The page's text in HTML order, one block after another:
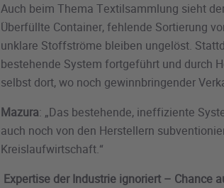
Auch beim Thema Textilsammlung sieht
Überfüllte Container, fehlende Sortierung
unklare Stoffströme bleiben ungelöst.
bestehende System fortgeführt und durch
selbst dort, wo noch gewinnbringender
Mazura: „Das bestehende, ineffiziente
auch noch von den Herstellern
Kreislaufwirtschaft.“
Expertise der Industrie ignoriert – Chance